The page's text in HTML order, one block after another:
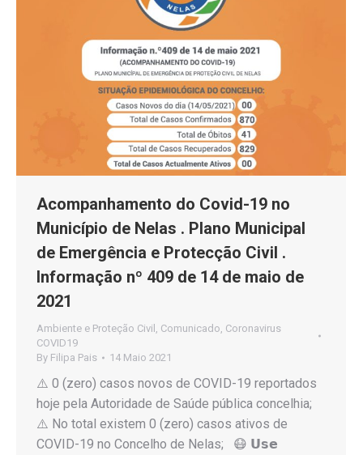
Acompanhamento do Covid-19 no
Município de Nelas . Plano Municipal
de Emergência e Protecção Civil .
Informação nº 409 de 14 de maio de
2021
Ambiente e Proteção Civil Comunicado Coronavirus
COVID19
By Filipa Pais 14 Maio 2021
⚠️ 0 (zero) casos novos de COVID-19 reportados
hoje pela Autoridade de Saúde pública concelhia;
⚠️ No total existem 0 (zero) casos ativos de
COVID-19 no Concelho de Nelas; 😷 𝗨𝘀𝗲